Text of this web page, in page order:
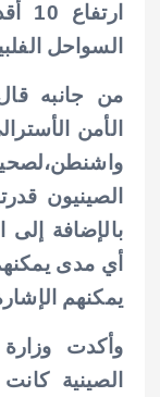
السواحل
من جانبه
الصينيون
بالإضافة
أي مدى
يمكنهم
وأكدت
الصينية